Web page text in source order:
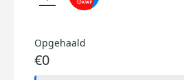
Opgehaald
€0